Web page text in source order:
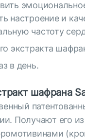
настроение и
частоту
экстракта
в день.
шафрана
Получают его